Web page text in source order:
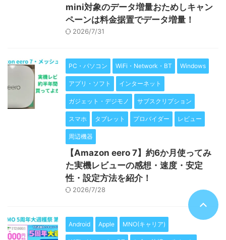
mini対象のデータ増量おためしキャン
ペーンは料金据置でデータ増量！
2026/7/31
PC・パソコン WiFi・Network・BT Windows
アプリ・ソフト インターネット
ガジェット・デジモノ サブスクリプション
スマホ タブレット プロバイダー レビュー
周辺機器
【Amazon eero 7】約6か月使ってみ
た実機レビューの感想・速度・安定
性・設定方法を紹介！
2026/7/28
Android Apple MNO(キャリア)